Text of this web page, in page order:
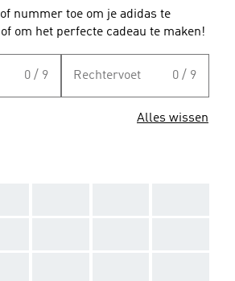
nummer toe om je adidas te
om het perfecte cadeau te maken!
0 / 9 Rechtervoet 0 / 9
Alles wissen